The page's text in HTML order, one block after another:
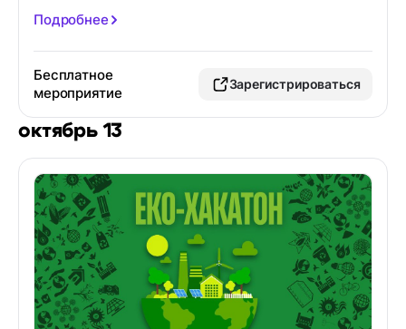
Подробнее
Бесплатное
мероприятие
Зарегистрироваться
октябрь 13